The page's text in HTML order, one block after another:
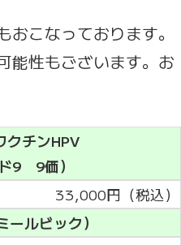
こなっております。
能性もございます。お
クチンHPV
9 9価）
33,000円（税込）
ールビック）